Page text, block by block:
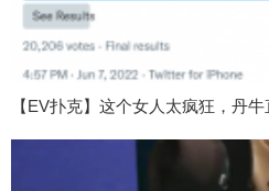
【EV扑克】这个女人太疯狂，丹